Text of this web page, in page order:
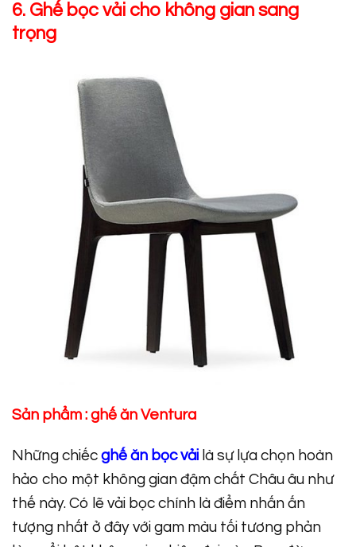
6. Ghế bọc vải cho không gian sang
trọng
Sản phẩm : ghế ăn Ventura
Những chiếc ghế ăn bọc vải là sự lựa chọn hoàn
hảo cho một không gian đậm chất Châu âu như
thế này. Có lẽ vải bọc chính là điểm nhấn ấn
tượng nhất ở đây với gam màu tối tương phản